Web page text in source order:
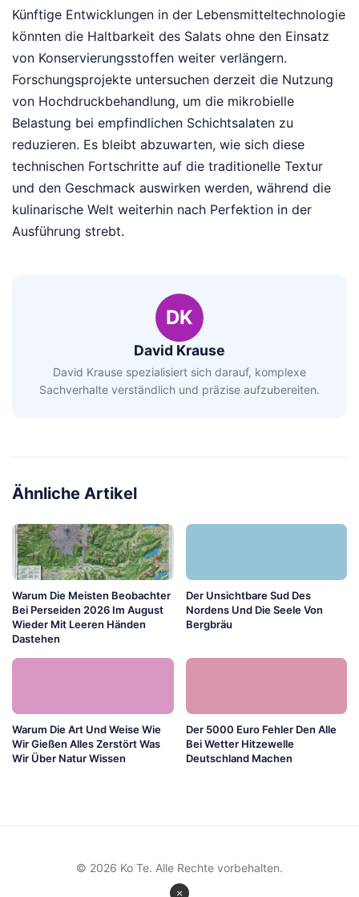
Künftige Entwicklungen in der Lebensmitteltechnologie
könnten die Haltbarkeit des Salats ohne den Einsatz
von Konservierungsstoffen weiter verlängern.
Forschungsprojekte untersuchen derzeit die Nutzung
von Hochdruckbehandlung, um die mikrobielle
Belastung bei empfindlichen Schichtsalaten zu
reduzieren. Es bleibt abzuwarten, wie sich diese
technischen Fortschritte auf die traditionelle Textur
und den Geschmack auswirken werden, während die
kulinarische Welt weiterhin nach Perfektion in der
Ausführung strebt.
DK
David Krause
David Krause spezialisiert sich darauf, komplexe
Sachverhalte verständlich und präzise aufzubereiten.
Ähnliche Artikel
Warum Die Meisten Beobachter
Bei Perseiden 2026 Im August
Wieder Mit Leeren Händen
Dastehen
Der Unsichtbare Sud Des
Nordens Und Die Seele Von
Bergbräu
Warum Die Art Und Weise Wie
Wir Gießen Alles Zerstört Was
Wir Über Natur Wissen
Der 5000 Euro Fehler Den Alle
Bei Wetter Hitzewelle
Deutschland Machen
×
© 2026 Ko Te. Alle Rechte vorbehalten.